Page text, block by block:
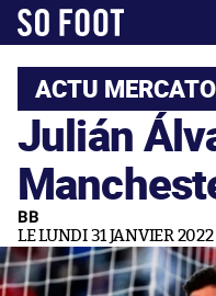
ACTU MERCATO
Julián
BB
LE LUNDI 31 JANVIER 2022